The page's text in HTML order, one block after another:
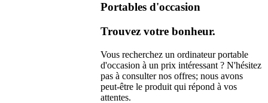
Portables d'occasion
Trouvez votre bonheur.
Vous recherchez un ordinateur portable
d'occasion à un prix intéressant ? N'hésitez
pas à consulter nos offres; nous avons
peut-être le produit qui répond à vos
attentes.